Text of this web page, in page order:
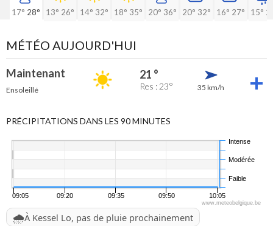
17° 28° 13° 26° 14° 32° 18° 35° 20° 36° 20° 32° 16° 27° 15°
MÉTÉO AUJOURD'HUI
Maintenant
Ensoleillé
21 °
Res : 23° 35 km/h
PRÉCIPITATIONS DANS LES 90 MINUTES
09:05 09:20 09:35 09:50 10:05
Faible
Modérée
Intense
www.meteobelgique.be
🌧️À Kessel Lo, pas de pluie prochainement